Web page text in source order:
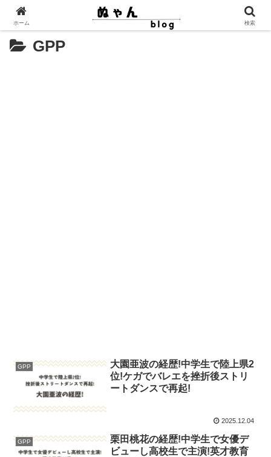
GPP
GPP
大園亜波の経歴!中学生で陸上県2
位!ケガでバレエを挫折後ストリ
ートダンスで再起!
2025.12.04
GPP
栗田桃花の経歴!中学生で女優デ
ビューし高校生で主演!英才教育
ホーム 検索